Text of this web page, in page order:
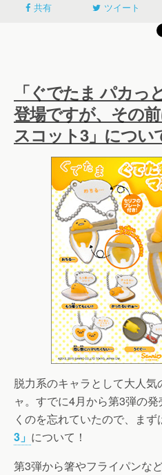
共有 ツイート
「ぐでたま パカっ
登場ですが、その
スコット3」につい
脱力系のキャラとして大人
ャ。すでに4月から第3弾の
くのを忘れていたので、まず
3」 について！
第3弾から箸やフライパンな